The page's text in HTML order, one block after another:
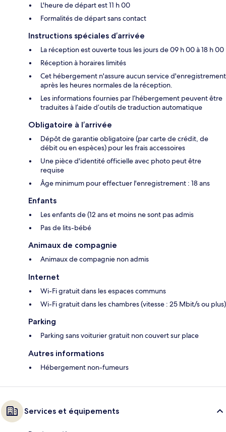
L'heure de départ est 11 h 00
Formalités de départ sans contact
Instructions spéciales d’arrivée
La réception est ouverte tous les jours de 09 h 00 à 18 h 00
Réception à horaires limités
Cet hébergement n'assure aucun service d'enregistrement
après les heures normales de la réception.
Les informations fournies par l’hébergement peuvent être
traduites à l’aide d’outils de traduction automatique
Obligatoire à l’arrivée
Dépôt de garantie obligatoire (par carte de crédit, de
débit ou en espèces) pour les frais accessoires
Une pièce d'identité officielle avec photo peut être
requise
Âge minimum pour effectuer l'enregistrement : 18 ans
Enfants
Les enfants de (12 ans et moins ne sont pas admis
Pas de lits-bébé
Animaux de compagnie
Animaux de compagnie non admis
Internet
Wi-Fi gratuit dans les espaces communs
Wi-Fi gratuit dans les chambres (vitesse : 25 Mbit/s ou plus)
Parking
Parking sans voiturier gratuit non couvert sur place
Autres informations
Hébergement non-fumeurs
Services et équipements